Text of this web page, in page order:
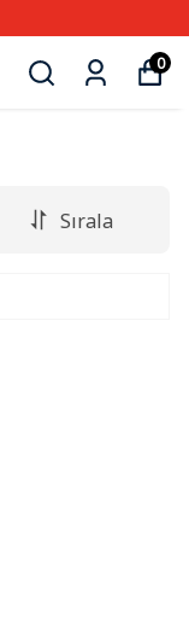
0
Sırala